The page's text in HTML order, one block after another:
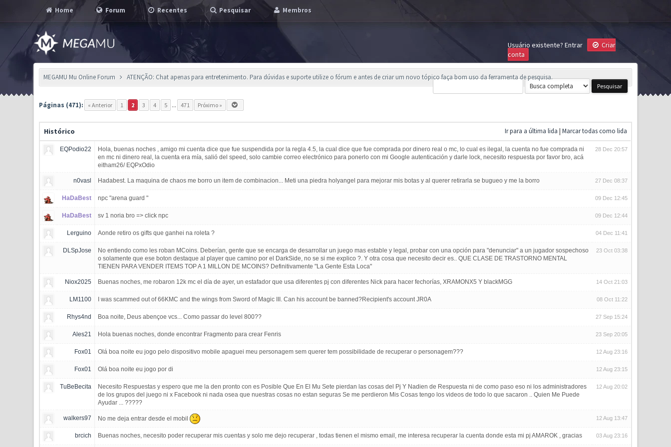
Home Forum Recentes Pesquisar Membros
Usuário existente? Entrar
Criar
conta
MEGAMU Mu Online Forum ATENÇÃO: Chat apenas para entretenimento. Para dúvidas e suporte utilize o fórum e antes de criar um novo tópico faça bom uso da ferramenta de pesquisa.
Páginas (471): « Anterior 1 2 3 4 5 ... 471 Próximo »
Histórico Ir para a última lida | Marcar todas como lida
EQPodio22
Hola, buenas noches , amigo mi cuenta dice que fue suspendida por la regla 4.5, la cual dice que fue comprada por dinero real o mc, lo cual es ilegal, la cuenta no fue comprada ni
en mc ni dinero real, la cuenta era mía, salió del speed, solo cambie correo electrónico para ponerlo con mi Google autenticación y darle lock, necesito respuesta por favor bro, acá
eitham26/ EQPxOdio
28 Dec 20:57
n0vasl Hadabest. La maquina de chaos me borro un item de combinacion... Meti una piedra holyangel para mejorar mis botas y al querer retirarla se bugueo y me la borro 27 Dec 08:37
HaDaBest npc "arena guard " 09 Dec 12:45
HaDaBest sv 1 noria bro => click npc 09 Dec 12:44
Lerguino Aonde retiro os gifts que ganhei na roleta ? 04 Dec 11:41
DLSpJose
No entiendo como les roban MCoins. Deberían, gente que se encarga de desarrollar un juego mas estable y legal, probar con una opción para "denunciar" a un jugador sospechoso
o solamente que ese boton destaque al player que camino por el DarkSide, no se si me explico ?. Y otra cosa que necesito decir es.. QUE CLASE DE TRASTORNO MENTAL
TIENEN PARA VENDER ITEMS TOP A 1 MILLON DE MCOINS? Definitivamente "La Gente Esta Loca"
23 Oct 03:38
Niox2025 Buenas noches, me robaron 12k mc el día de ayer, un estafador que usa diferentes pj con diferentes Nick para hacer fechorías, XRAMONX5 Y blackMGG 14 Oct 21:03
LM1100 I was scammed out of 66KMC and the wings from Sword of Magic III. Can his account be banned?Recipient's account JR0A 08 Oct 11:22
Rhys4nd Boa noite, Deus abençoe vcs... Como passar do level 800?? 27 Sep 15:24
Ales21 Hola buenas noches, donde encontrar Fragmento para crear Fenris 23 Sep 20:05
Fox01 Olá boa noite eu jogo pelo dispositivo mobile apaguei meu personagem sem querer tem possibilidade de recuperar o personagem??? 12 Aug 23:16
Fox01 Olá boa noite eu jogo por di 12 Aug 23:15
TuBeBecita
Necesito Respuestas y espero que me la den pronto con es Posible Que En El Mu Sete pierdan las cosas del Pj Y Nadien de Respuesta ni de como paso eso ni los administradores
de los grupos del juego ni x Facebook ni nada osea que nuestras cosas no estan seguras Se me perdieron Mis Cosas tengo los videos de todo lo que sacaron .. Quien Me Puede
Ayudar ... ?????
12 Aug 20:02
walkers97 No me deja entrar desde el mobil 12 Aug 13:47
brcich Buenas noches, necesito poder recuperar mis cuentas y solo me dejo recuperar , todas tienen el mismo email, me interesa recuperar la cuenta donde esta mi pj AMAROK , gracias 03 Aug 23:16